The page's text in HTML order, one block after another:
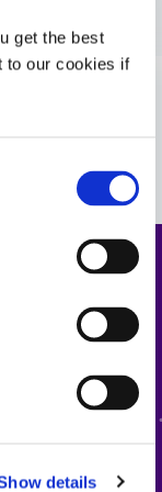
get the best
to our cookies if
details
miembro del